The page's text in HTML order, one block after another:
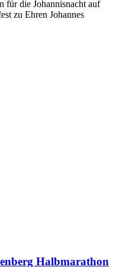
für die Johannisnacht auf
zu Ehren Johannes
Halbmarathon